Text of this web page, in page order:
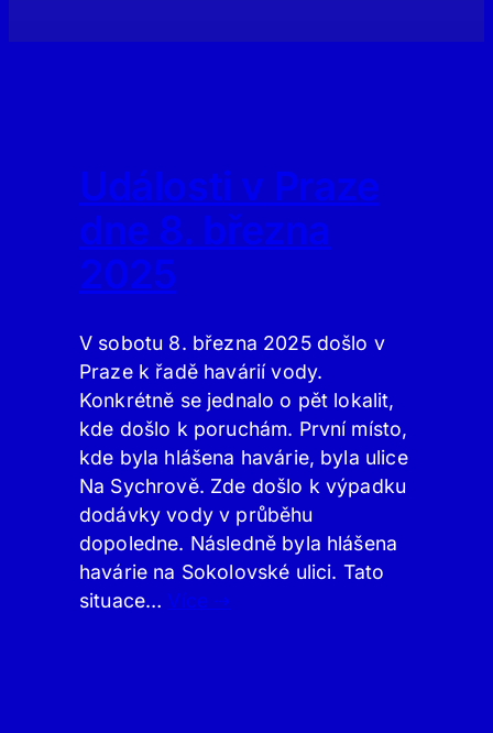
Události v Praze
dne 8. března
2025
V sobotu 8. března 2025 došlo v
Praze k řadě havárií vody.
Konkrétně se jednalo o pět lokalit,
kde došlo k poruchám. První místo,
kde byla hlášena havárie, byla ulice
Na Sychrově. Zde došlo k výpadku
dodávky vody v průběhu
dopoledne. Následně byla hlášena
havárie na Sokolovské ulici. Tato
situace… Více ⇢